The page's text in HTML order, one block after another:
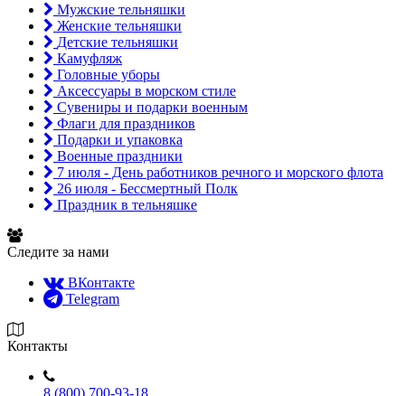
Мужские тельняшки
Женские тельняшки
Детские тельняшки
Камуфляж
Головные уборы
Аксессуары в морском стиле
Сувениры и подарки военным
Флаги для праздников
Подарки и упаковка
Военные праздники
7 июля - День работников речного и морского флота
26 июля - Бессмертный Полк
Праздник в тельняшке
Следите за нами
ВКонтакте
Telegram
Контакты
8 (800) 700-93-18